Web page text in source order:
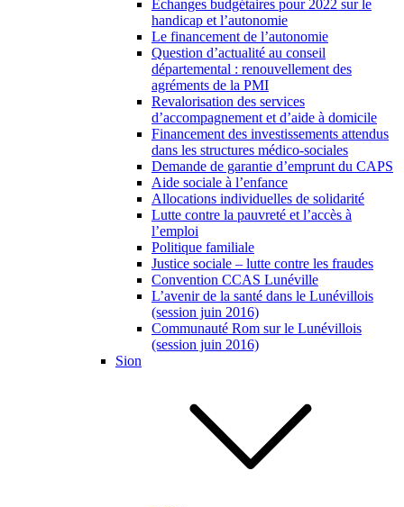
Échanges budgétaires pour 2022 sur le
handicap et l’autonomie
Le financement de l’autonomie
Question d’actualité au conseil
départemental : renouvellement des
agréments de la PMI
Revalorisation des services
d’accompagnement et d’aide à domicile
Financement des investissements attendus
dans les structures médico-sociales
Demande de garantie d’emprunt du CAPS
Aide sociale à l’enfance
Allocations individuelles de solidarité
Lutte contre la pauvreté et l’accès à
l’emploi
Politique familiale
Justice sociale – lutte contre les fraudes
Convention CCAS Lunéville
L’avenir de la santé dans le Lunévillois
(session juin 2016)
Communauté Rom sur le Lunévillois
(session juin 2016)
Sion